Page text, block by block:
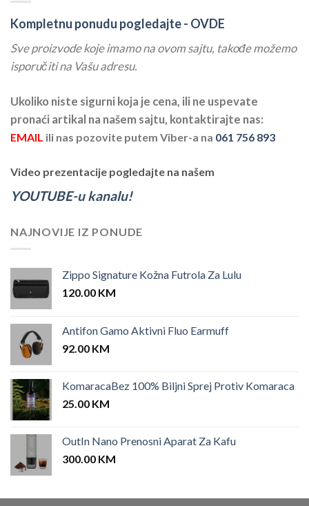
Kompletnu ponudu pogledajte - OVDE
Sve proizvode koje imamo na ovom sajtu, takođe možemo
isporučiti na Vašu adresu.
Ukoliko niste sigurni koja je cena, ili ne uspevate
pronaći artikal na našem sajtu, kontaktirajte nas:
EMAIL ili nas pozovite putem Viber-a na 061 756 893
Video prezentacije pogledajte na našem
YOUTUBE-u kanalu!
NAJNOVIJE IZ PONUDE
Zippo Signature Kožna Futrola Za Lulu
120.00 KM
Antifon Gamo Aktivni Fluo Earmuff
92.00 KM
KomaracaBez 100% Biljni Sprej Protiv Komaraca
25.00 KM
OutIn Nano Prenosni Aparat Za Kafu
300.00 KM